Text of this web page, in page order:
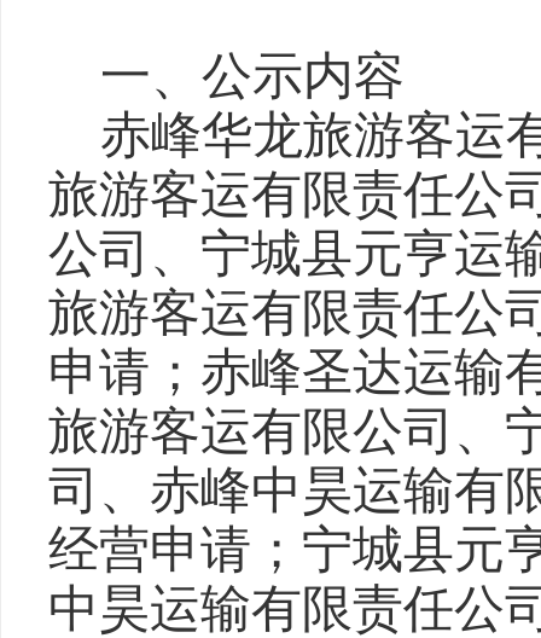
一、 公示内容
赤峰华龙旅游客运
旅游客运有限责任公
公司、宁城县元亨运
旅游客运有限责任公
申请；赤峰圣达运输
旅游客运有限公司、
司、赤峰中昊运输有
经营申请；宁城县元
中昊运输有限责任公